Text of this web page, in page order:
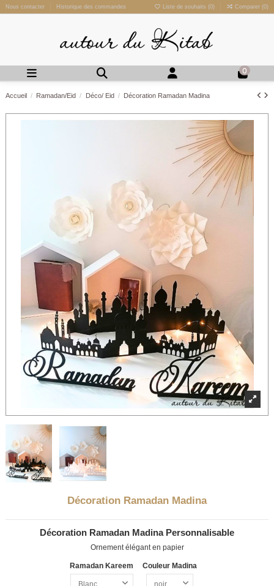
Nous contacter Historique des commandes Liste de souhaits (0) Comparer (0)
0
Accueil Ramadan/Eid Déco/ Eid Décoration Ramadan Madina
Décoration Ramadan Madina
Décoration Ramadan Madina Personnalisable
Ornement élégant en papier
Ramadan Kareem Couleur Madina